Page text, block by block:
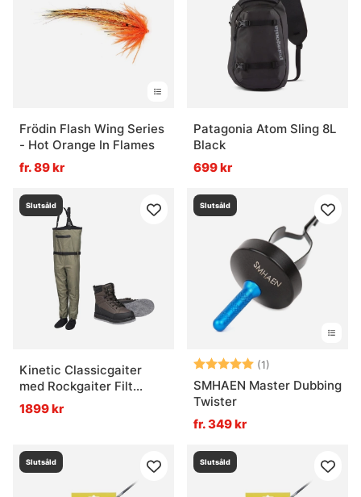
Frödin Flash Wing Series
- Hot Orange In Flames
fr. 89 kr
Patagonia Atom Sling 8L
Black
699 kr
Slutsåld
Kinetic Classicgaiter
med Rockgaiter Filt
Vadarset
1899 kr
Slutsåld
Betyg: (1)
SMHAEN Master Dubbing
Twister
fr. 349 kr
Slutsåld Slutsåld